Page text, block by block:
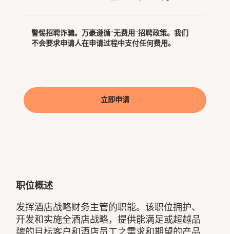
职位概述
发挥酒店战略财务主管的职能。该职位拥护、
开发和实施全酒店战略，提供能满足或超越品
牌的目标客户和酒店员工之需求和期望的产品
警惕招聘诈骗。万豪遵循“无费用”招聘政策。我们
不会要求申请人在申请过程中支付任何费用。
立即申请